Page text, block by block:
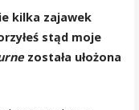
kilka zajawek
stąd moje
została ułożona